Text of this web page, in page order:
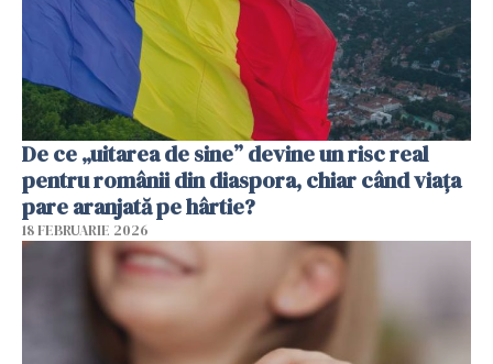
De ce „uitarea de sine” devine un risc real
pentru românii din diaspora, chiar când viața
pare aranjată pe hârtie?
18 FEBRUARIE 2026